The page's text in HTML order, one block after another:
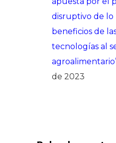
disruptivo de lo
beneficios de
tecnologías al
de 2023